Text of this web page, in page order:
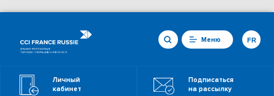
Меню
Личный
кабинет
Подписаться
на рассылку
FR